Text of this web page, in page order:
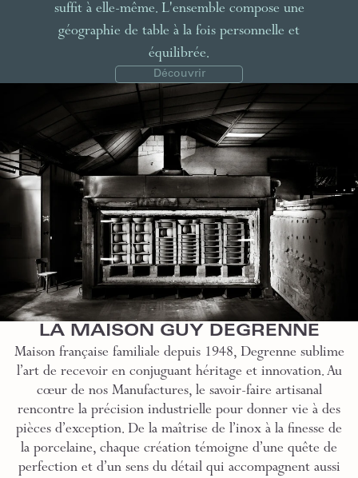
suffit à elle-même. L'ensemble compose une
géographie de table à la fois personnelle et
équilibrée.
Découvrir
LA MAISON GUY DEGRENNE
Maison française familiale depuis 1948, Degrenne sublime
l’art de recevoir en conjuguant héritage et innovation. Au
cœur de nos Manufactures, le savoir-faire artisanal
rencontre la précision industrielle pour donner vie à des
pièces d’exception. De la maîtrise de l’inox à la finesse de
la porcelaine, chaque création témoigne d’une quête de
perfection et d’un sens du détail qui accompagnent aussi